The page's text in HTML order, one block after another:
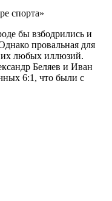
спорта»
бы взбодрились и
провальная для
их любых иллюзий.
Беляев и Иван
6:1, что были с